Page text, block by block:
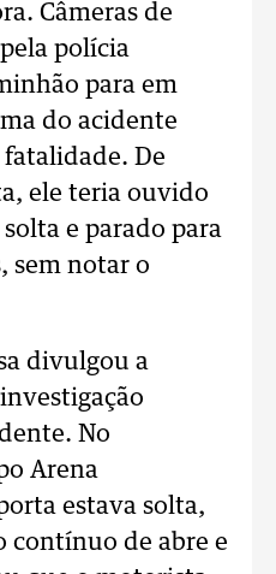
Câmeras de
polícia
para em
do acidente
De
ele teria ouvido
e parado para
sem notar o
divulgou a
No
Arena
estava solta,
contínuo de abre e